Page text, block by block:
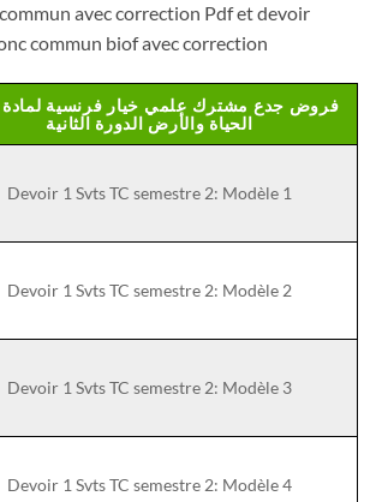
avec correction Pdf et devoir
commun biof avec correction
فروض جدع مشترك علمي خيار فرنسية لمادة
الحياة والأرض الدورة الثانية
Devoir 1 Svts TC semestre 2: Modèle 1
Devoir 1 Svts TC semestre 2: Modèle 2
Devoir 1 Svts TC semestre 2: Modèle 3
Devoir 1 Svts TC semestre 2: Modèle 4